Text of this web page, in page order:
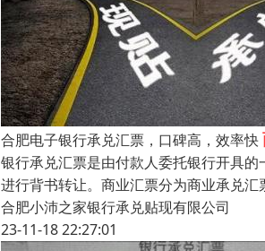
合肥电子银行承兑汇票，口碑高，效率快
银行承兑汇票是由付款人委托银行开具
进行背书转让。商业汇票分为商业承兑
合肥小沛之家银行承兑贴现有限公司
23-11-18 22:27:01